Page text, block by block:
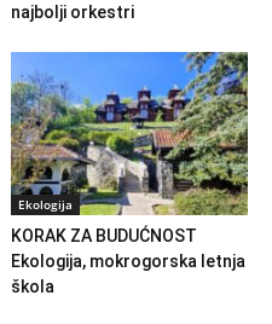
najbolji orkestri
Ekologija
KORAK ZA BUDUĆNOST
Ekologija, mokrogorska letnja
škola